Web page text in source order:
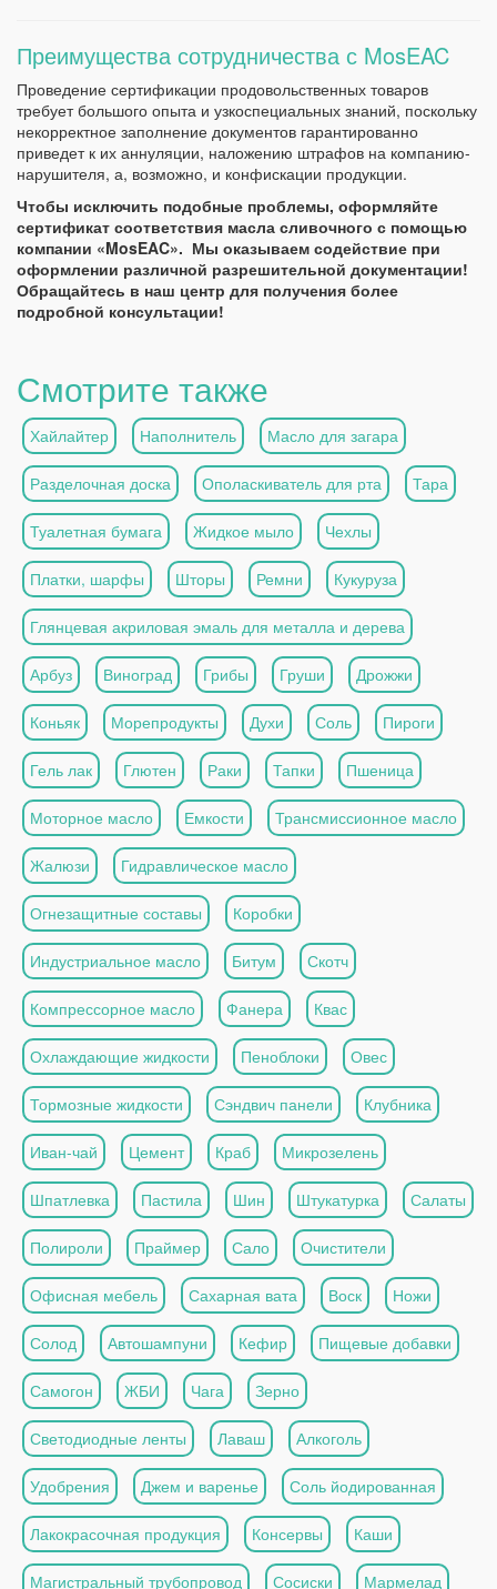
Преимущества сотрудничества с MosEAC
Проведение сертификации продовольственных товаров
требует большого опыта и узкоспециальных знаний, поскольку
некорректное заполнение документов гарантированно
приведет к их аннуляции, наложению штрафов на компанию-
нарушителя, а, возможно, и конфискации продукции.
Чтобы исключить подобные проблемы, оформляйте
сертификат соответствия масла сливочного с помощью
компании «MosEAC». Мы оказываем содействие при
оформлении различной разрешительной документации!
Обращайтесь в наш центр для получения более
подробной консультации!
Смотрите также
Хайлайтер Наполнитель Масло для загара
Разделочная доска Ополаскиватель для рта Тара
Туалетная бумага Жидкое мыло Чехлы
Платки, шарфы Шторы Ремни Кукуруза
Глянцевая акриловая эмаль для металла и дерева
Арбуз Виноград Грибы Груши Дрожжи
Коньяк Морепродукты Духи Соль Пироги
Гель лак Глютен Раки Тапки Пшеница
Моторное масло Емкости Трансмиссионное масло
Жалюзи Гидравлическое масло
Огнезащитные составы Коробки
Индустриальное масло Битум Скотч
Компрессорное масло Фанера Квас
Охлаждающие жидкости Пеноблоки Овес
Тормозные жидкости Сэндвич панели Клубника
Иван-чай Цемент Краб Микрозелень
Шпатлевка Пастила Шин Штукатурка Салаты
Полироли Праймер Сало Очистители
Офисная мебель Сахарная вата Воск Ножи
Солод Автошампуни Кефир Пищевые добавки
Самогон ЖБИ Чага Зерно
Светодиодные ленты Лаваш Алкоголь
Удобрения Джем и варенье Соль йодированная
Лакокрасочная продукция Консервы Каши
Магистральный трубопровод Сосиски Мармелад